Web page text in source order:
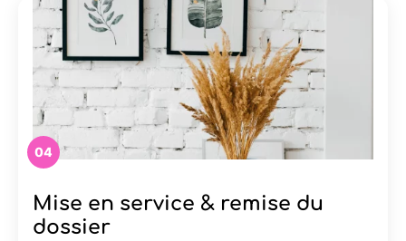
04
Mise en service & remise du
dossier